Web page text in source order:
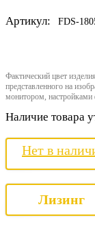
Артикул: FDS-
Фактический цвет
представленного на
монитором,
Наличие товара
Нет в
Лизинг